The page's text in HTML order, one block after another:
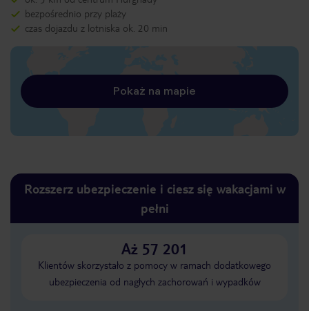
bezpośrednio przy plaży
czas dojazdu z lotniska ok. 20 min
Pokaż na mapie
Rozszerz ubezpieczenie i ciesz się wakacjami w
pełni
Aż 57 201
Klientów skorzystało z pomocy w ramach dodatkowego
ubezpieczenia od nagłych zachorowań i wypadków